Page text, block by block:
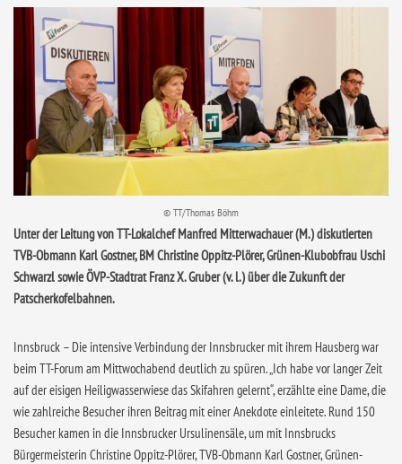
© TT/Thomas Böhm
Unter der Leitung von TT-Lokalchef Manfred Mitterwachauer (M.) diskutierten
TVB-Obmann Karl Gostner, BM Christine Oppitz-Plörer, Grünen-Klubobfrau Uschi
Schwarzl sowie ÖVP-Stadtrat Franz X. Gruber (v. l.) über die Zukunft der
Patscherkofelbahnen.
Innsbruck – Die intensive Verbindung der Innsbrucker mit ihrem Hausberg war
beim TT-Forum am Mittwochabend deutlich zu spüren. „Ich habe vor langer Zeit
auf der eisigen Heiligwasserwiese das Skifahren gelernt“, erzählte eine Dame, die
wie zahlreiche Besucher ihren Beitrag mit einer Anekdote einleitete. Rund 150
Besucher kamen in die Innsbrucker Ursulinensäle, um mit Innsbrucks
Bürgermeisterin Christine Oppitz-Plörer, TVB-Obmann Karl Gostner, Grünen-